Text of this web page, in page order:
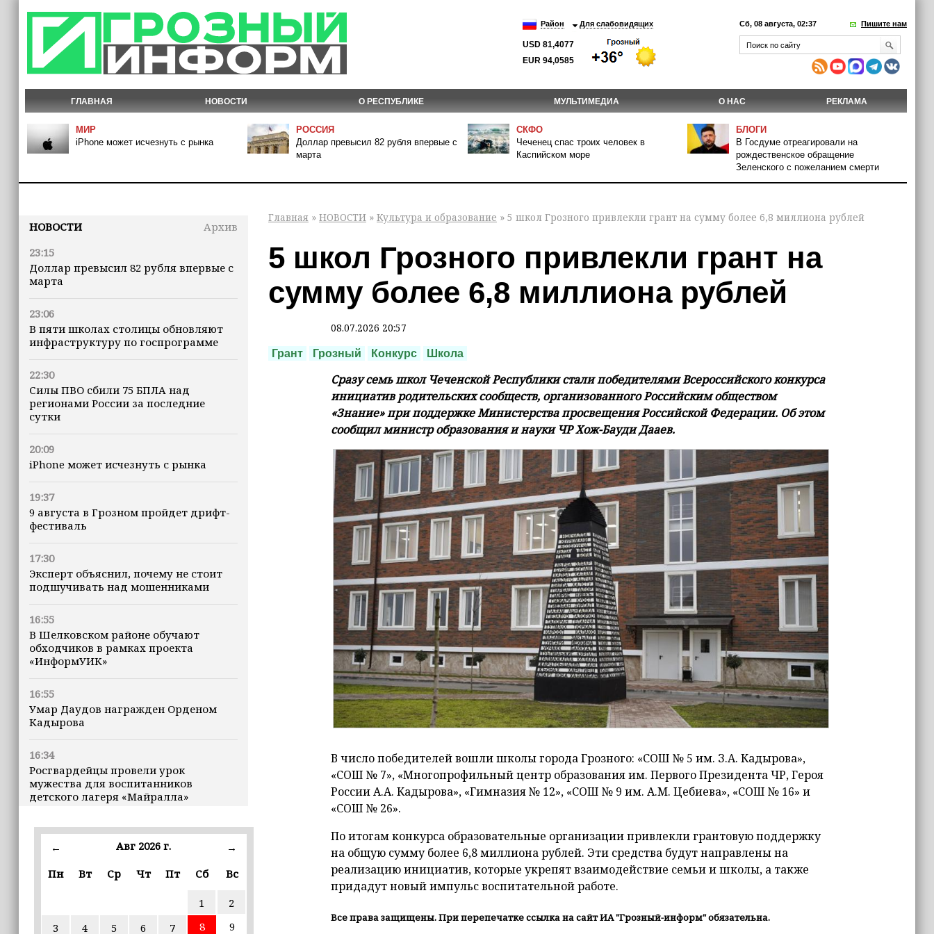
Район Для слабовидящих
USD 81,4077
EUR 94,0585
Сб, 08 августа, 02:37 Пишите нам
ГЛАВНАЯ НОВОСТИ О РЕСПУБЛИКЕ МУЛЬТИМЕДИА О НАС РЕКЛАМА
МИР
iPhone может исчезнуть с рынка
РОССИЯ
Доллар превысил 82 рубля впервые с
марта
СКФО
Чеченец спас троих человек в
Каспийском море
БЛОГИ
В Госдуме отреагировали на
рождественское обращение
Зеленского с пожеланием смерти
НОВОСТИ
Архив
23:15
Доллар превысил 82 рубля впервые с
марта
23:06
В пяти школах столицы обновляют
инфраструктуру по госпрограмме
22:30
Силы ПВО сбили 75 БПЛА над
регионами России за последние
сутки
20:09
iPhone может исчезнуть с рынка
19:37
9 августа в Грозном пройдет дрифт-
фестиваль
17:30
Эксперт объяснил, почему не стоит
подшучивать над мошенниками
16:55
В Шелковском районе обучают
обходчиков в рамках проекта
«ИнформУИК»
16:55
Умар Даудов награжден Орденом
Кадырова
16:34
Росгвардейцы провели урок
мужества для воспитанников
детского лагеря «Майралла»
16:30
Дмитрий Чернышенко: Внутренний
въездной — на 20,1%
Из бюджета Чечни дополнительно
← Авг 2026 г.
→
Пн
Вт Ср Чт Пт Сб Вс
1
2
3
4 5 6 7 8
9
Главная » НОВОСТИ » Культура и образование » 5 школ Грозного привлекли грант на сумму более 6,8 миллиона рублей
5 школ Грозного привлекли грант на
сумму более 6,8 миллиона рублей
08.07.2026 20:57
Грант Грозный Конкурс Школа
Сразу семь школ Чеченской Республики стали победителями Всероссийского конкурса
инициатив родительских сообществ, организованного Российским обществом
«Знание» при поддержке Министерства просвещения Российской Федерации. Об этом
сообщил министр образования и науки ЧР Хож-Бауди Дааев.
В число победителей вошли школы города Грозного: «СОШ № 5 им. З.А. Кадырова»,
«СОШ № 7», «Многопрофильный центр образования им. Первого Президента ЧР, Героя
России А.А. Кадырова», «Гимназия № 12», «СОШ № 9 им. А.М. Цебиева», «СОШ № 16» и
«СОШ № 26».
По итогам конкурса образовательные организации привлекли грантовую поддержку
на общую сумму более 6,8 миллиона рублей. Эти средства будут направлены на
реализацию инициатив, которые укрепят взаимодействие семьи и школы, а также
придадут новый импульс воспитательной работе.
Все права защищены. При перепечатке ссылка на сайт ИА "Грозный-информ" обязательна.